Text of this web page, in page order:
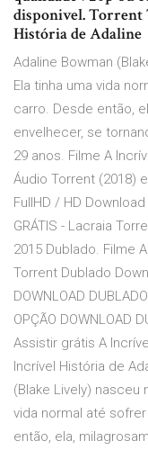
disponivel.
História de Adaline
Adaline Bowman
Ela tinha uma vida
carro. Desde então,
envelhecer, se
29 anos. Filme A
Áudio Torrent (2018)
FullHD / HD
GRÁTIS - Lacraia
2015 Dublado. Filme
Torrent Dublado
DOWNLOAD
OPÇÃO DOWNLOAD
Assistir grátis A
Incrível História de
(Blake Lively) nasceu
vida normal até
então, ela,